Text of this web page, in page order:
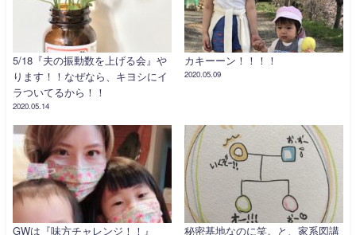
5/18『夫の振動数を上げる会』や
ります！！なぜなら、キヨシにイ
ラついてるから！！
2020.05.14
カキーーン！！！！
2020.05.09
GWは『味方チャレンジ！！』 秘密基地なのに笑。と、家系図講